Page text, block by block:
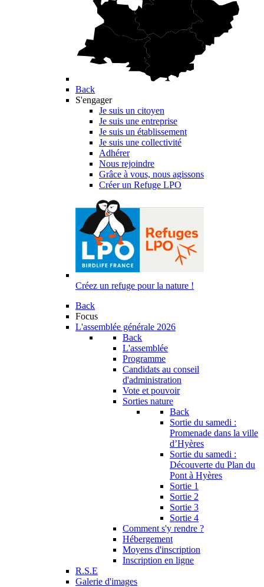
Back
S'engager
Je suis un citoyen
Je suis une entreprise
Je suis un établissement
Je suis une collectivité
Adhérer
Nous rejoindre
Grâce à vous, nous agissons
Créer un Refuge LPO
Créez un refuge pour la nature !
Back
Focus
L'assemblée générale 2026
Back
L'assemblée
Programme
Candidats au conseil
d'administration
Vote et pouvoir
Sorties nature
Back
Sortie du samedi :
Promenade dans la ville
d’Hyères
Sortie du samedi :
Découverte du Plan du
Pont à Hyères
Sortie 1
Sortie 2
Sortie 3
Sortie 4
Comment s'y rendre ?
Hébergement
Moyens d'inscription
Inscription en ligne
R.S.E
Galerie d'images